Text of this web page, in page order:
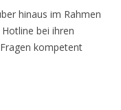
hinaus im Rahmen
bei ihren
kompetent